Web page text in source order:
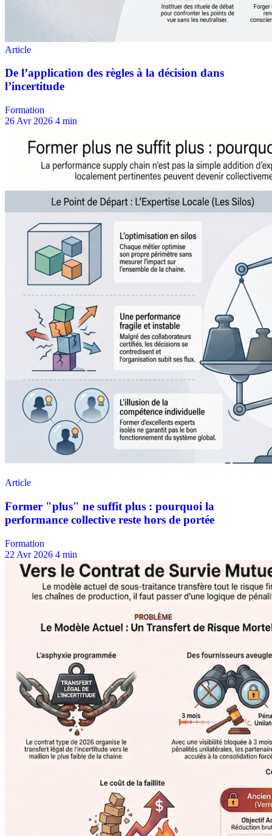
Formation
26 Avr 2026 4 min
Formation
22 Avr 2026 4 min